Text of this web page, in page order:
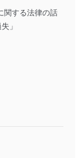
する法律の話
」